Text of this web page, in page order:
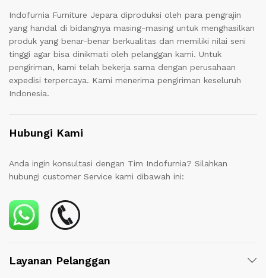
Indofurnia Furniture Jepara diproduksi oleh para pengrajin
yang handal di bidangnya masing-masing untuk menghasilkan
produk yang benar-benar berkualitas dan memiliki nilai seni
tinggi agar bisa dinikmati oleh pelanggan kami. Untuk
pengiriman, kami telah bekerja sama dengan perusahaan
expedisi terpercaya. Kami menerima pengiriman keseluruh
Indonesia.
Hubungi Kami
Anda ingin konsultasi dengan Tim Indofurnia? Silahkan
hubungi customer Service kami dibawah ini:
Layanan Pelanggan